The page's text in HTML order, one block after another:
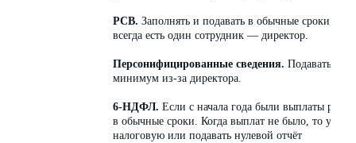
РСВ. Заполнять и подавать в обычные сроки, так
всегда есть один сотрудник — директор.
Персонифицированные сведения. Подавать
минимум из-за директора.
6-НДФЛ. Если с начала года были выплаты
в обычные сроки. Когда выплат не было, то
налоговую или подавать нулевой отчёт